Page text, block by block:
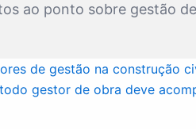
ao ponto sobre gestão